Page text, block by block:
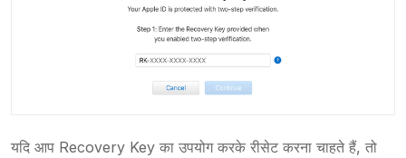
यदि आप Recovery Key का उपयोग करके रीसेट करना चाहते हैं, तो